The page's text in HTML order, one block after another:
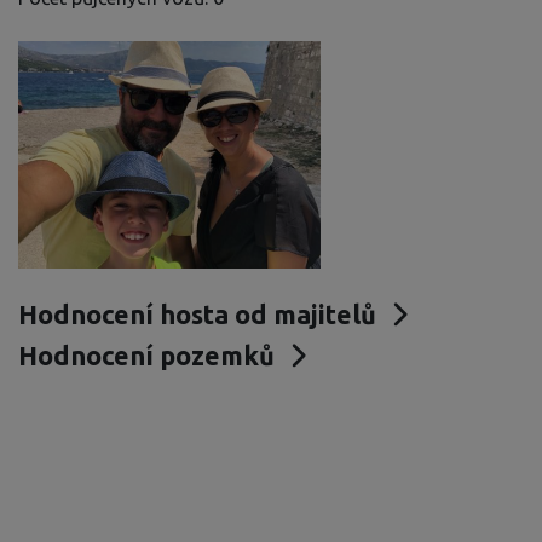
Hodnocení hosta od majitelů
Hodnocení pozemků